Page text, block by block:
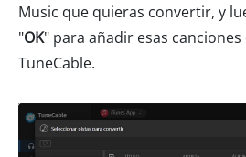
Music que quieras convertir, y
"OK" para añadir esas canciones
TuneCable.